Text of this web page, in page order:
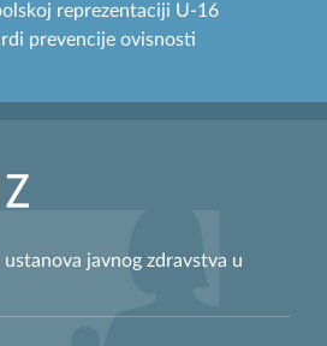
reprezentaciji U-16
prevencije ovisnosti
javnog zdravstva u